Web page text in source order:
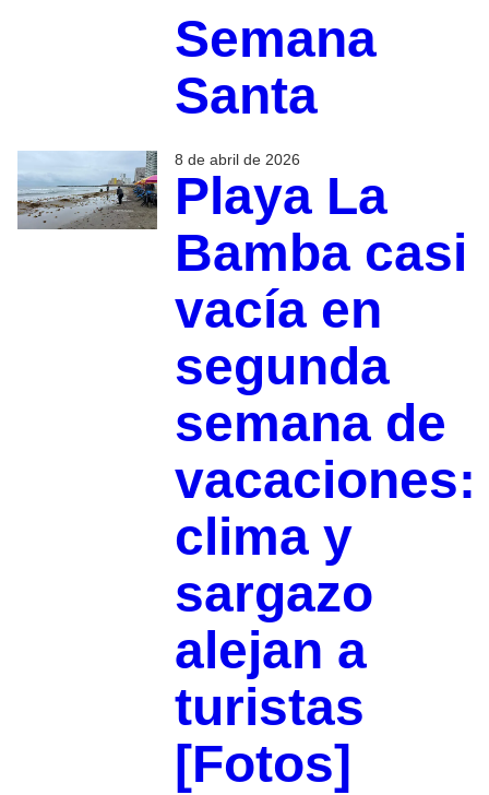
Semana
Santa
8 de abril de 2026
Playa La
Bamba casi
vacía en
segunda
semana de
vacaciones:
clima y
sargazo
alejan a
turistas
[Fotos]